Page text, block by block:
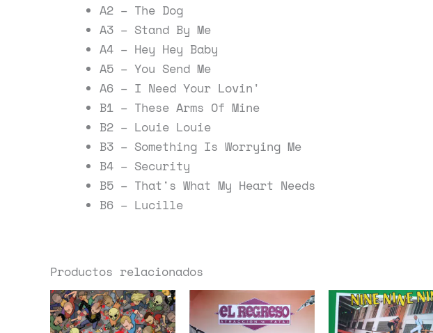
A2 – The Dog
A3 – Stand By Me
A4 – Hey Hey Baby
A5 – You Send Me
A6 – I Need Your Lovin'
B1 – These Arms Of Mine
B2 – Louie Louie
B3 – Something Is Worrying Me
B4 – Security
B5 – That's What My Heart Needs
B6 – Lucille
Productos relacionados